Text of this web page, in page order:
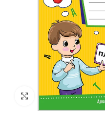
Нажмите, чтобы